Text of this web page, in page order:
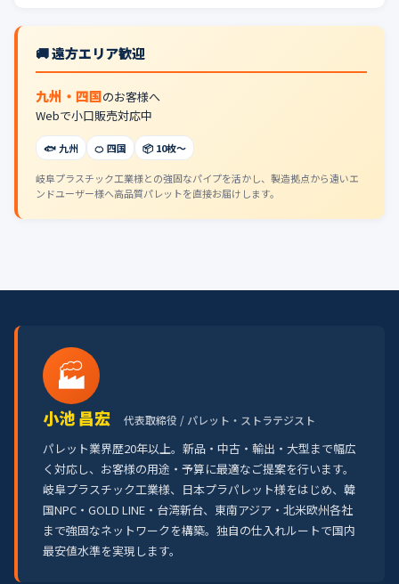
🚚 遠方エリア歓迎
九州・四国のお客様へ
Webで小口販売対応中
🐟 九州 🍊 四国 📦 10枚〜
岐阜プラスチック工業様との強固なパイプを活かし、製造拠点から遠いエ
ンドユーザー様へ高品質パレットを直接お届けします。
🏭
小池 昌宏 代表取締役 / パレット・ストラテジスト
パレット業界歴20年以上。新品・中古・輸出・大型まで幅広
く対応し、お客様の用途・予算に最適なご提案を行います。
岐阜プラスチック工業様、日本プラパレット様をはじめ、韓
国NPC・GOLD LINE・台湾新台、東南アジア・北米欧州各社
まで強固なネットワークを構築。独自の仕入れルートで国内
最安値水準を実現します。